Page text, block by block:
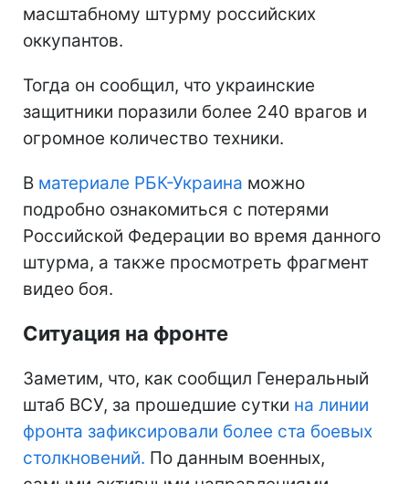
масштабному штурму российских
оккупантов.
Тогда он сообщил, что украинские
защитники поразили более 240 врагов и
огромное количество техники.
В материале РБК-Украина можно
подробно ознакомиться с потерями
Российской Федерации во время данного
штурма, а также просмотреть фрагмент
видео боя.
Ситуация на фронте
Заметим, что, как сообщил Генеральный
штаб ВСУ, за прошедшие сутки на линии
фронта зафиксировали более ста боевых
столкновений. По данным военных,